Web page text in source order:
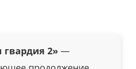
гвардия 2» —